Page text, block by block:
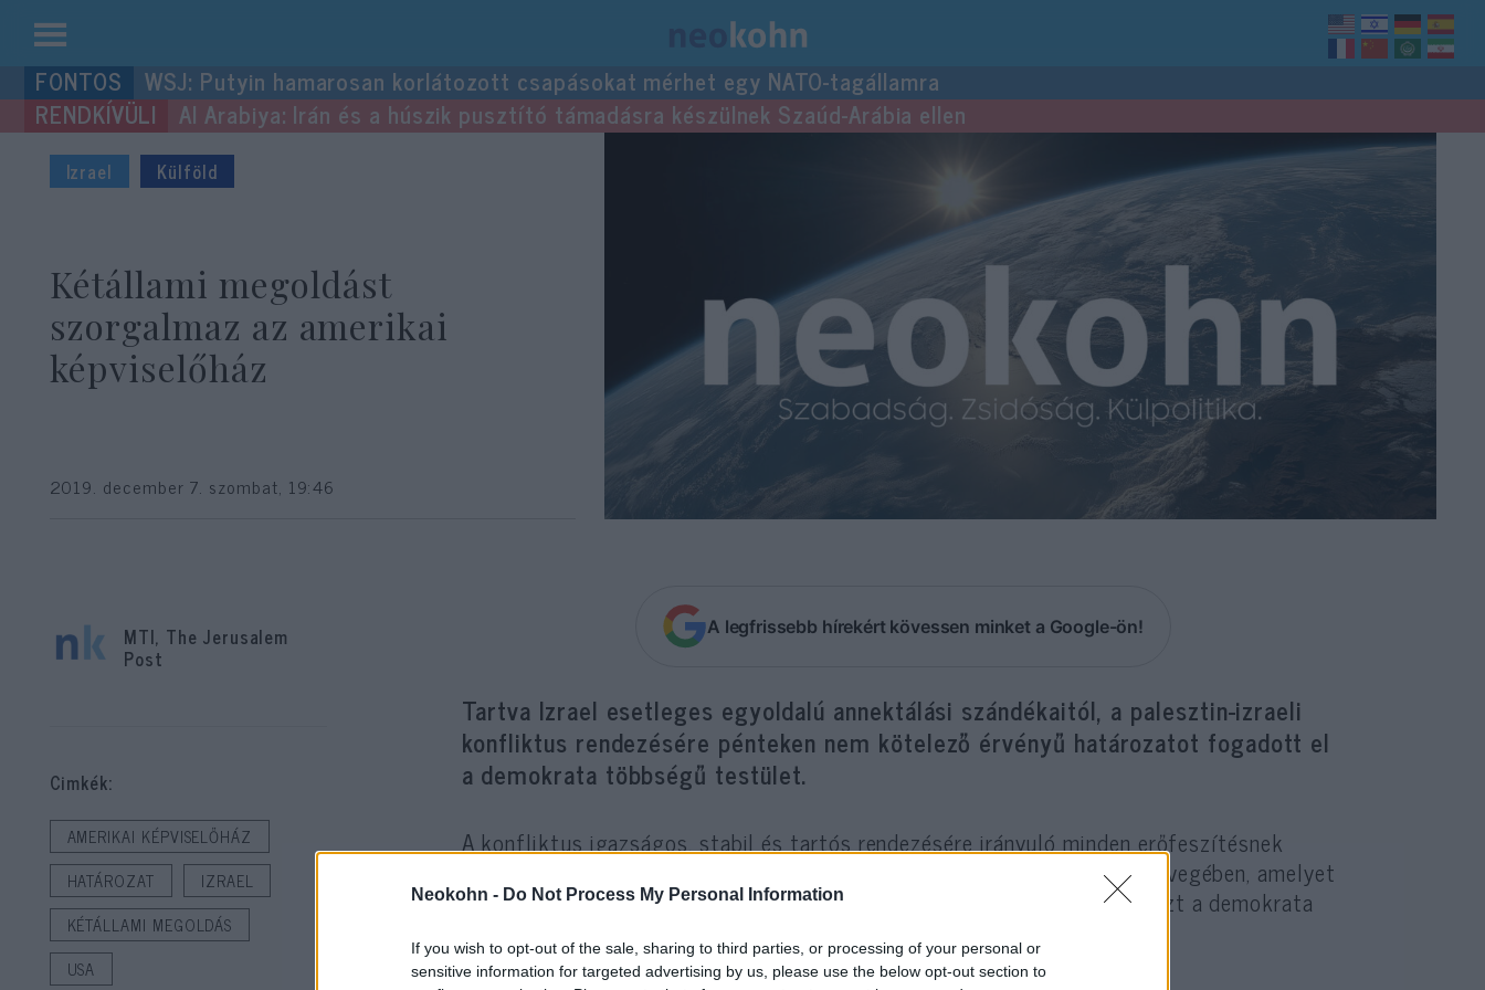
Neokohn - Do Not Process My Personal Information
If you wish to opt-out of the sale, sharing to third parties, or processing of your personal or
sensitive information for targeted advertising by us, please use the below opt-out section to
Kilépés
a
tartalomba
WSJ: Putyin hamarosan korlátozott csapásokat mérhet egy NATO-tagállamra
Al Arabiya: Irán és a húszik pusztító támadásra készülnek Szaúd-Arábia ellen
Izrael Külföld
Kétállami megoldást
szorgalmaz az amerikai
képviselőház
2019. december 7. szombat, 19:46
A legfrissebb hírekért kövessen minket a Google-ön!
Tartva Izrael esetleges egyoldalú annektálási szándékaitól, a palesztin-izraeli
konfliktus rendezésére pénteken nem kötelező érvényű határozatot fogadott el
a demokrata többségű testület.
A konfliktus igazságos, stabil és tartós rendezésére irányuló minden erőfeszítésnek
tartalmaznia kell a kétállami megoldást – olvasható a dokumentum szövegében, amelyet
226 szavazattal fogadtak el 188 ellenében. A határozatot túlnyomórészt a demokrata
MTI, The Jerusalem
Post
Cimkék:
AMERIKAI KÉPVISELŐHÁZ
HATÁROZAT
IZRAEL
KÉTÁLLAMI MEGOLDÁS
USA